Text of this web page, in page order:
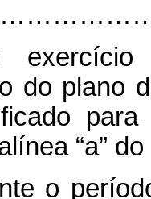
do plano
“a”
o